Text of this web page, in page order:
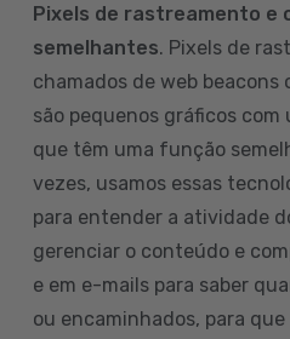
Pixels de rastreamento e
semelhantes. Pixels de
chamados de web beacons
são pequenos gráficos
que têm uma função
vezes, usamos essas
para entender a atividade
gerenciar o conteúdo e
e em e-mails para saber
ou encaminhados, para